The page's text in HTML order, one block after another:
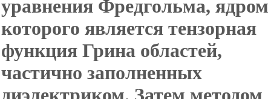
уравнения Фредгольма, ядром
которого является тензорная
функция Грина областей,
частично заполненных